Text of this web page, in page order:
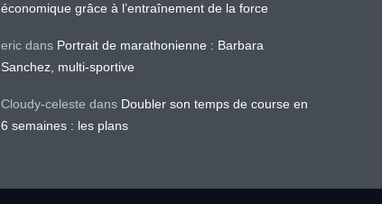
économique grâce à l’entraînement de la force
eric dans Portrait de marathonienne : Barbara
Sanchez, multi-sportive
Cloudy-celeste dans Doubler son temps de course en
6 semaines : les plans